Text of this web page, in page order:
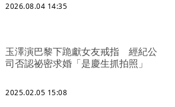
2026.08.04 14:35
玉澤演巴黎下跪獻女友戒指 經紀公
司否認祕密求婚「是慶生抓拍照」
2025.02.05 15:08